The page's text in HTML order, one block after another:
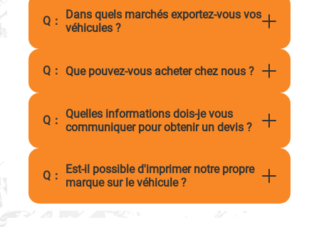
Q：
Dans quels marchés exportez-vous vos
véhicules ?
Q： Que pouvez-vous acheter chez nous ?
Q： Quelles informations dois-je vous
communiquer pour obtenir un devis ?
Q：
Est-il possible d'imprimer notre propre
marque sur le véhicule ?